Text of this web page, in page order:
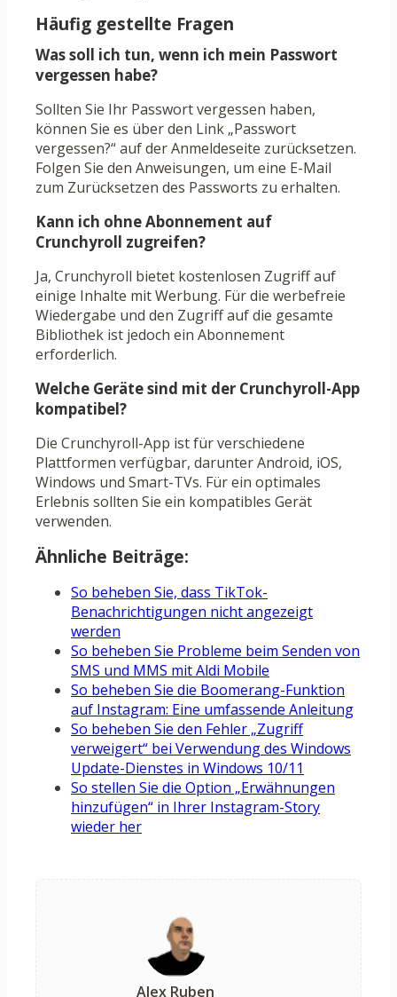
Häufig gestellte Fragen
Was soll ich tun, wenn ich mein Passwort
vergessen habe?
Sollten Sie Ihr Passwort vergessen haben,
können Sie es über den Link „Passwort
vergessen?“ auf der Anmeldeseite zurücksetzen.
Folgen Sie den Anweisungen, um eine E-Mail
zum Zurücksetzen des Passworts zu erhalten.
Kann ich ohne Abonnement auf
Crunchyroll zugreifen?
Ja, Crunchyroll bietet kostenlosen Zugriff auf
einige Inhalte mit Werbung. Für die werbefreie
Wiedergabe und den Zugriff auf die gesamte
Bibliothek ist jedoch ein Abonnement
erforderlich.
Welche Geräte sind mit der Crunchyroll-App
kompatibel?
Die Crunchyroll-App ist für verschiedene
Plattformen verfügbar, darunter Android, iOS,
Windows und Smart-TVs. Für ein optimales
Erlebnis sollten Sie ein kompatibles Gerät
verwenden.
Ähnliche Beiträge:
So beheben Sie, dass TikTok-
Benachrichtigungen nicht angezeigt
werden
So beheben Sie Probleme beim Senden von
SMS und MMS mit Aldi Mobile
So beheben Sie die Boomerang-Funktion
auf Instagram: Eine umfassende Anleitung
So beheben Sie den Fehler „Zugriff
verweigert“ bei Verwendung des Windows
Update-Dienstes in Windows 10/11
So stellen Sie die Option „Erwähnungen
hinzufügen“ in Ihrer Instagram-Story
wieder her
Alex Ruben